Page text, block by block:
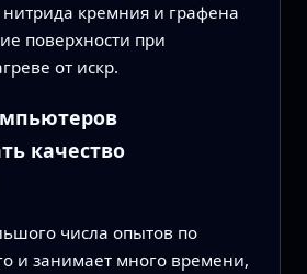
нитрида кремния и графена
поверхности при
от искр.
качество
числа опытов по
и занимает много времени,